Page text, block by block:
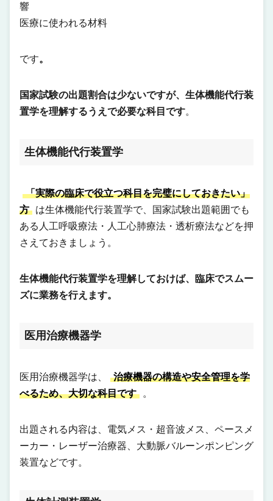
響
医療に使われる材料
です。
国家試験の出題割合は少ないですが、 生体機能代行装
置学を理解するうえで必要な科目です。
生体機能代行装置学
「実際の臨床で役立つ科目を完璧にしておきたい」
方
は生体機能代行装置学で、国家試験出題範囲でも
ある人工呼吸療法・人工心肺療法・透析療法などを押
さえておきましょう。
生体機能代行装置学を理解しておけば、臨床でスムー
ズに業務を行えます。
医用治療機器学
医用治療機器学は、
治療機器の構造や安全管理を学
べるため、大切な科目です
。
出題される内容は、電気メス・超音波メス、ペースメ
ーカー・レーザー治療器、大動脈バルーンポンピング
装置などです。